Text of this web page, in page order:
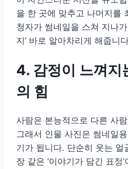
을 한 곳에 맞추고 나머지를
청자가 썸네일을 스쳐 지나
지’ 바로 알아차리게 해줍니
4. 감정이 느껴지
의 힘
사람은 본능적으로 다른 사
그래서 인물 사진은 썸네일
기가 됩니다. 단순히 웃는 얼
장 같은 ‘이야기가 담긴 표정